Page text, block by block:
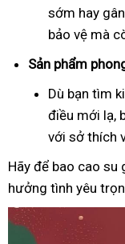
sớm hay
bảo vệ mà
Sản phẩm
Dù bạn tìm
điều mới lạ,
với sở thích
Hãy để bao cao su
hưởng tình yêu